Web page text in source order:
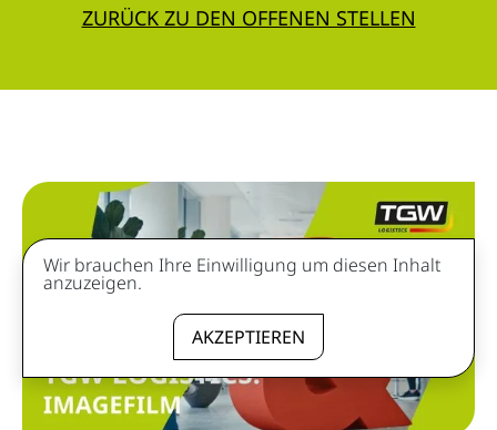
ZURÜCK ZU DEN OFFENEN STELLEN
Wir brauchen Ihre Einwilligung um diesen Inhalt
anzuzeigen.
AKZEPTIEREN